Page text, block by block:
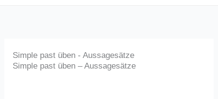
Simple past üben - Aussagesätze
Simple past üben – Aussagesätze